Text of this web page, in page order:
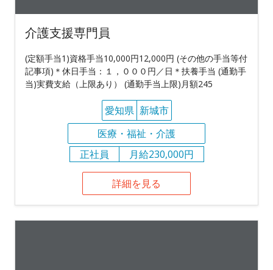
介護支援専門員
(定額手当1)資格手当10,000円12,000円 (その他の手当等付
記事項)＊休日手当：１，０００円／日＊扶養手当 (通勤手
当)実費支給（上限あり） (通勤手当上限)月額245
愛知県 新城市
医療・福祉・介護
正社員
月給230,000円
詳細を見る